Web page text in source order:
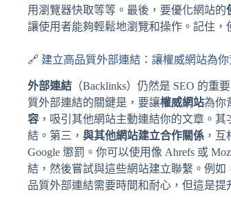
用瀏覽器快取等等。最後，要優化網站的
讓使用者能夠輕鬆地瀏覽和操作。記住，
🔗 建立高品質外部連結：讓權威網站為你
外部連結 （Backlinks）仍然是 SEO 的重
質外部連結的關鍵是，要讓權威網站為你
容 ，吸引其他網站主動連結你的文章。其
結。第三， 與其他網站建立合作關係 ，
Google 懲罰。你可以使用像 Ahrefs 或
結，然後嘗試與這些網站建立聯繫。例
品質外部連結需要時間和耐心，但這是提